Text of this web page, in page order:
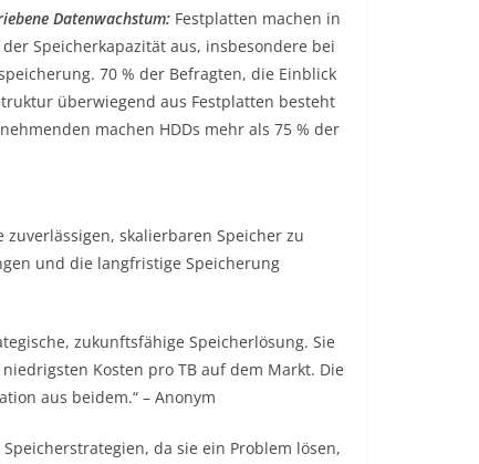
Datenwachstum: Festplatten machen in
Speicherkapazität aus, insbesondere bei
70 % der Befragten, die Einblick
überwiegend aus Festplatten besteht
machen HDDs mehr als 75 % der
skalierbaren Speicher zu
und die langfristige Speicherung
zukunftsfähige Speicherlösung. Sie
Kosten pro TB auf dem Markt. Die
aus beidem.“ – Anonym
da sie ein Problem lösen,